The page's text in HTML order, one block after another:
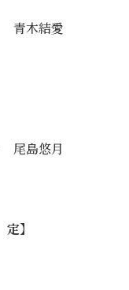
木結愛
島悠月
】